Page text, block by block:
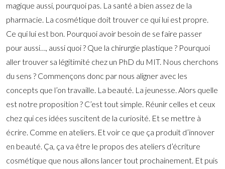
magique aussi, pourquoi pas. La santé a bien assez de la
pharmacie. La cosmétique doit trouver ce qui lui est propre.
Ce qui lui est bon. Pourquoi avoir besoin de se faire passer
pour aussi…, aussi quoi ? Que la chirurgie plastique ? Pourquoi
aller trouver sa légitimité chez un PhD du MIT. Nous cherchons
du sens ? Commençons donc par nous aligner avec les
concepts que l’on travaille. La beauté. La jeunesse. Alors quelle
est notre proposition ? C’est tout simple. Réunir celles et ceux
chez qui ces idées suscitent de la curiosité. Et se mettre à
écrire. Comme en ateliers. Et voir ce que ça produit d’innover
en beauté. Ça, ça va être le propos des ateliers d’écriture
cosmétique que nous allons lancer tout prochainement. Et puis